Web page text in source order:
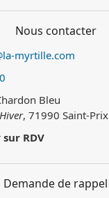
Nous contacter
myrtille.com
Bleu
, 71990 Saint-Prix
sur RDV
Demande de rappel